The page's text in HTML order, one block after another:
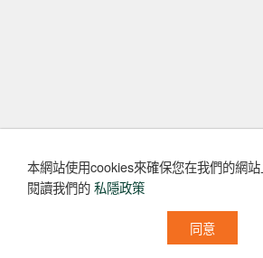
本網站使用cookies來確保您在我們的網
閱讀我們的私隱政策
同意